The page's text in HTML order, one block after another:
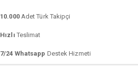
10.000 Adet Türk Takipçi
Hızlı Teslimat
7/24 Whatsapp Destek Hizmeti